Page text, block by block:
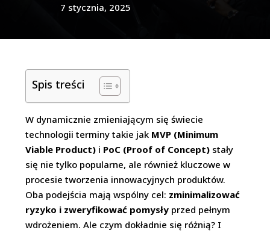
7 stycznia, 2025
Spis treści
W dynamicznie zmieniającym się świecie
technologii terminy takie jak MVP (Minimum
Viable Product) i PoC (Proof of Concept) stały
się nie tylko popularne, ale również kluczowe w
procesie tworzenia innowacyjnych produktów.
Oba podejścia mają wspólny cel: zminimalizować
ryzyko i zweryfikować pomysły przed pełnym
wdrożeniem. Ale czym dokładnie się różnią? I